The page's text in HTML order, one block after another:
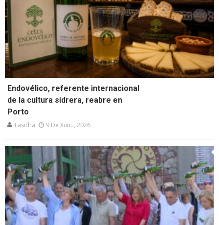
Endovélico, referente internacional
de la cultura sidrera, reabre en
Porto
Lasidra 9 De Xunu, 2026